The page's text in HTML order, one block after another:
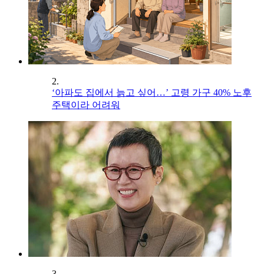
2.
‘아파도 집에서 늙고 싶어…’ 고령 가구 40% 노후
주택이라 어려워